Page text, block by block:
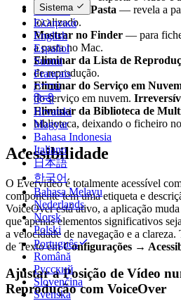
Deutsch
Ελληνικά
English
Español
Suomi
Français
עברית
हिन्दी
Hrvatski
Magyar
Bahasa Indonesia
Italiano
日本語
한국어
Bahasa Melayu
Nederlands
Norsk
Polski
Português
Română
Русский
Slovenčina
Svenska
Sistema
Mostrar na Pasta — revela a
localizado.
Mostrar no Finder — para
a pasta no Mac.
Eliminar da Lista de
de reprodução.
Eliminar do Serviço em
do serviço em nuvem.
Eliminar da Biblioteca de
biblioteca, deixando o ficheiro
Acessibilidade
O Evervideo é totalmente acessível
componente tem uma etiqueta e
VoiceOver está ativo, a aplicação
que apenas elementos significativos
a velocidade de navegação e a
de Texto emConfigurações →
Ajustar a Posição de Vídeo
Reprodução com VoiceOver